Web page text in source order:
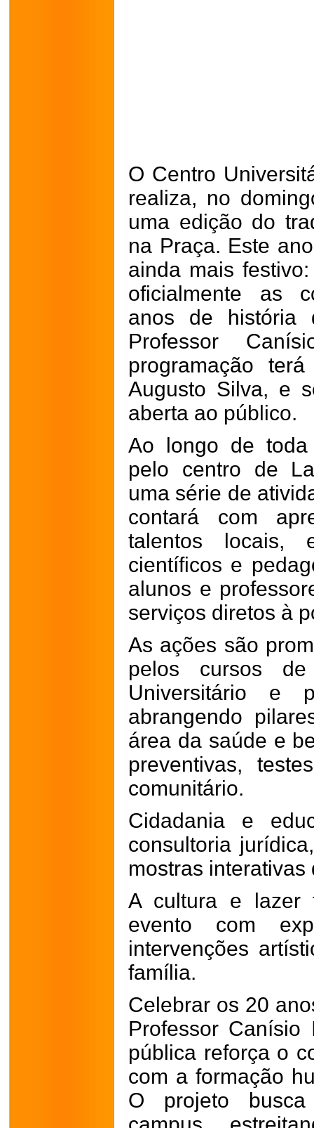
O Centro
realiza, no
uma edição do
na Praça. Este
ainda mais
oficialmente as
anos de história
Professor
programação
Augusto Silva, e
aberta ao público.
Ao longo de
pelo centro de
uma série de
contará com
talentos locais,
científicos e
alunos e
serviços diretos à
As ações são
pelos cursos
Universitário e
abrangendo
área da saúde e
preventivas,
comunitário.
Cidadania e
consultoria
mostras
A cultura e lazer
evento com
intervenções
família.
Celebrar os 20
Professor
pública reforça o
com a formação
O projeto